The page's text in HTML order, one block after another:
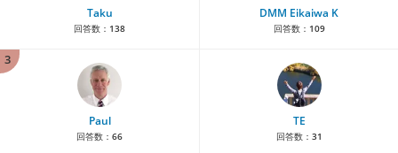
Taku
回答数： 138
DMM Eikaiwa K
回答数： 109
3
Paul
回答数： 66
TE
回答数： 31